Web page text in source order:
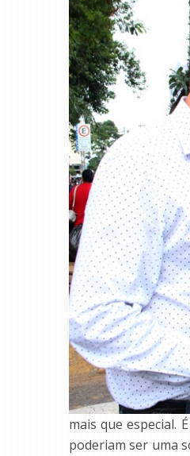
mais que especial.
poderiam ser uma